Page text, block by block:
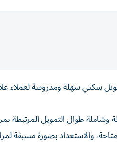
سكني سهلة ومدروسة لعملاء
طوال التمويل المرتبطة
والاستعداد بصورة مسبقة